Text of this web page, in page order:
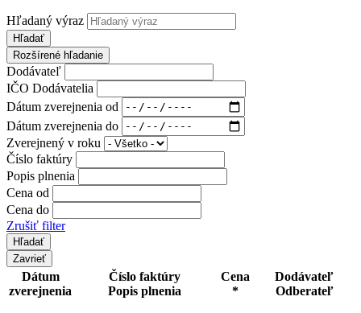
Hľadaný výraz
Hľadať
Rozšírené hľadanie
Dodávateľ
IČO Dodávatelia
Dátum zverejnenia od
Dátum zverejnenia do
Zverejnený v roku
Číslo faktúry
Popis plnenia
Cena od
Cena do
Zrušiť filter
Zavrieť
Dátum
zverejnenia
Číslo faktúry
Popis plnenia
Cena
*
Dodávateľ
Odberateľ